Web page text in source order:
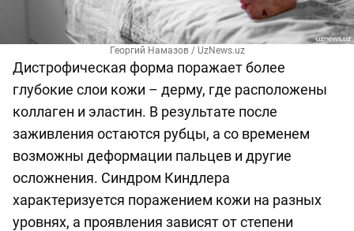
Георгий Намазов / UzNews.uz
Дистрофическая форма поражает более
глубокие слои кожи – дерму, где расположены
коллаген и эластин. В результате после
заживления остаются рубцы, а со временем
возможны деформации пальцев и другие
осложнения. Синдром Киндлера
характеризуется поражением кожи на разных
уровнях, а проявления зависят от степени